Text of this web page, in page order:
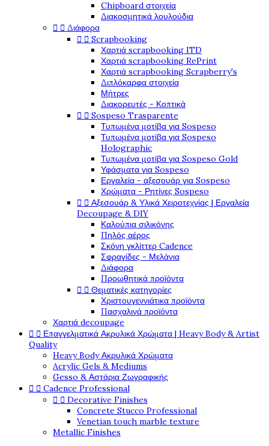
Chipboard στοιχεία
Διακοσμητικά λουλούδια
  Διάφορα
  Scrapbooking
Χαρτιά scrapbooking ITD
Χαρτιά scrapbooking RePrint
Χαρτιά scrapbooking Scrapberry's
Διπλόκαρφα στοιχεία
Μήτρες
Διακορευτές - Κοπτικά
  Sospeso Trasparente
Τυπωμένα μοτίβα για Sospeso
Τυπωμένα μοτίβα για Sospeso
Holographic
Τυπωμένα μοτίβα για Sospeso Gold
Υφάσματα για Sospeso
Εργαλεία - αξεσουάρ για Sospeso
Χρώματα - Ρητίνες Sospeso
  Αξεσουάρ & Υλικά Χειροτεχνίας | Εργαλεία
Decoupage & DIY
Καλούπια σιλικόνης
Πηλός αέρος
Σκόνη γκλίττερ Cadence
Σφραγίδες - Μελάνια
Διάφορα
Προωθητικά προϊόντα
  Θεματικές κατηγορίες
Χριστουγεννιάτικα προϊόντα
Πασχαλινά προϊόντα
Χαρτιά decoupage
  Επαγγελματικά Ακρυλικά Χρώματα | Heavy Body & Artist
Quality
Heavy Body Ακρυλικά Χρώματα
Acrylic Gels & Mediums
Gesso & Αστάρια Ζωγραφικής
  Cadence Professional
  Decorative Finishes
Concrete Stucco Professional
Venetian touch marble texture
Metallic Finishes